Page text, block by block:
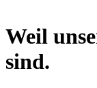
Weil
sind.